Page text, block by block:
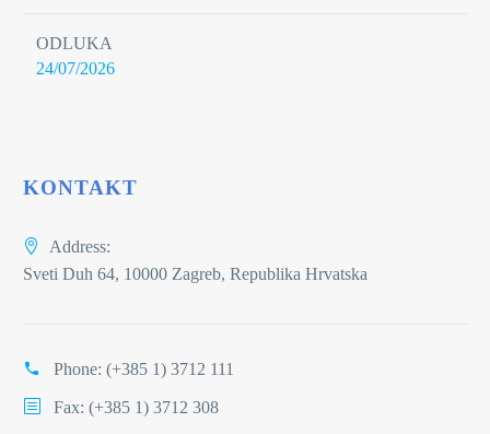
ODLUKA
24/07/2026
KONTAKT
Address:
Sveti Duh 64, 10000 Zagreb, Republika Hrvatska
Phone: (+385 1) 3712 111
Fax: (+385 1) 3712 308